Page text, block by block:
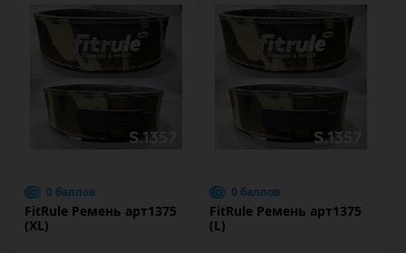
0 баллов
FitRule Ремень арт1375
(XL)
0 баллов
FitRule Ремень арт1375
(L)